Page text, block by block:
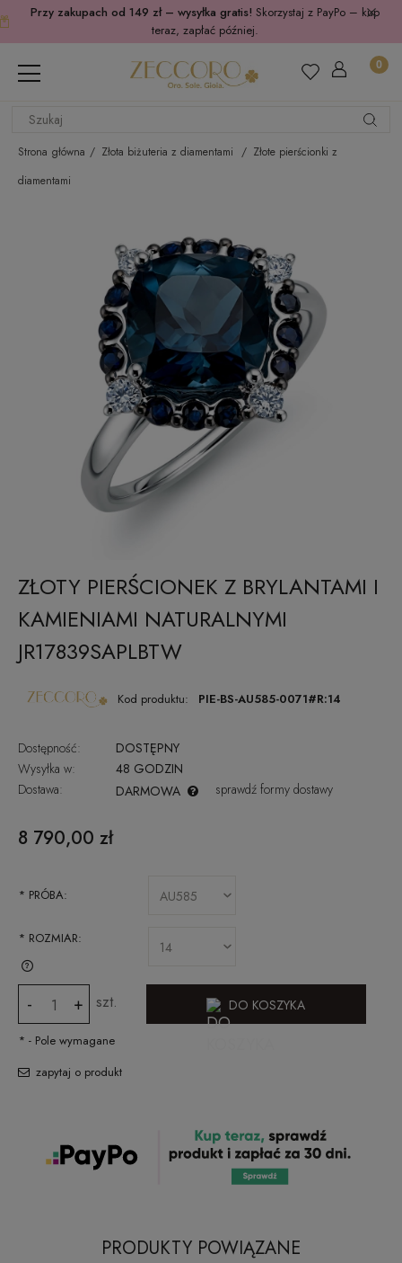
Przy zakupach od 149 zł – wysyłka gratis! Skorzystaj z PayPo – kup
teraz, zapłać później.
Strona główna Złota biżuteria z diamentami
Złote pierścionki z
diamentami
ZŁOTY PIERŚCIONEK Z BRYLANTAMI I
KAMIENIAMI NATURALNYMI
JR17839SAPLBTW
Kod produktu: PIE-BS-AU585-0071#R:14
Dostępność:
DOSTĘPNY
Wysyłka w:
48 GODZIN
Dostawa:
DARMOWA sprawdź formy dostawy
8 790,00 zł
* PRÓBA:
* ROZMIAR:
SPRAWDŹ JAK ZMIERZYĆ ROZMIAR PIERŚCIONKA
- + szt. DO KOSZYKA
* - Pole wymagane
zapytaj o produkt
PRODUKTY POWIĄZANE